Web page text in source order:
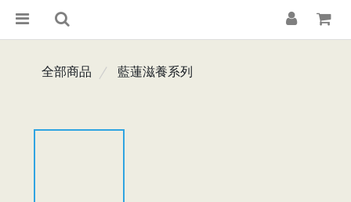
全部商品 藍蓮滋養系列